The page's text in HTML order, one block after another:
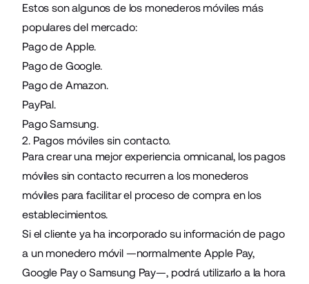
Estos son algunos de los monederos móviles más
populares del mercado:
Pago de Apple.
Pago de Google.
Pago de Amazon.
PayPal.
Pago Samsung.
2. Pagos móviles sin contacto.
Para crear una mejor experiencia omnicanal, los pagos
móviles sin contacto recurren a los monederos
móviles para facilitar el proceso de compra en los
establecimientos.
Si el cliente ya ha incorporado su información de pago
a un monedero móvil —normalmente Apple Pay,
Google Pay o Samsung Pay—, podrá utilizarlo a la hora